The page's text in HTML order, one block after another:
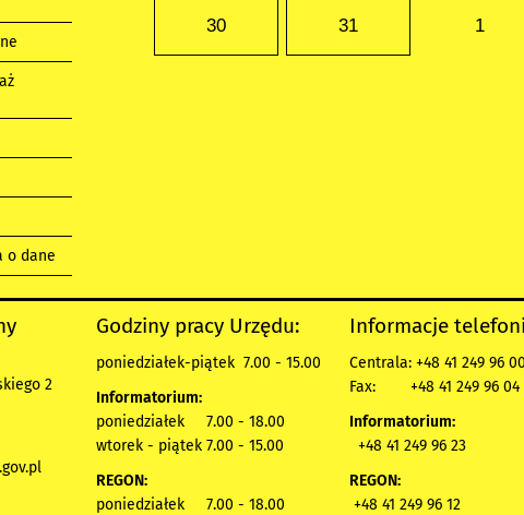
30 31 1
o dane
2
Godziny pracy Urzędu:
poniedziałek-piątek 7.00 - 15.00
Informatorium:
poniedziałek 7.00 - 18.00
wtorek - piątek 7.00 - 15.00
REGON:
poniedziałek 7.00 - 18.00
Informacje
Centrala: +48 41 249 96 00
Fax:
+48 41 249 96 04
Informatorium:
+48 41 249 96 23
REGON:
+48 41 249 96 12